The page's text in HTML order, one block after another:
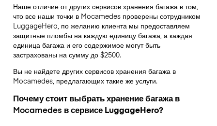
Наше отличие от других сервисов хранения багажа в том,
чтовсе наши точки в Mocamedesпроверены сотрудником
LuggageHero, по желанию клиента мы предоставляем
защитные пломбы на каждую единицу багажа, а каждая
единица багажа и его содержимое могут быть
застрахованы на сумму до $2500.
Вы не найдете других сервисов хранения багажа в
Mocamedes, предлагающих такие же услуги.
Почему стоит выбрать хранение багажа в
Mocamedes в сервисе LuggageHero?